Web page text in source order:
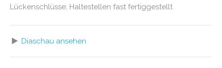
Lückenschlüsse; Haltestellen fast fertiggestellt
Diaschau ansehen